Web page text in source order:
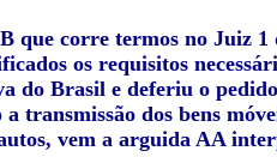
que corre termos no Juiz
os requisitos
Brasil e deferiu o
transmissão dos bens
vem a arguida AA